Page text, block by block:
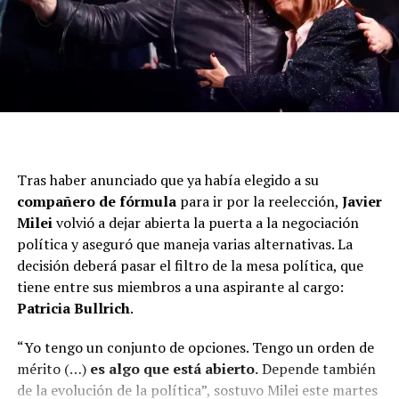
“Porque estaba en riesgo la vida de las personas en
función de la información que me había llegado,
podría estar en riesgo”.
sospechas en varios ejes: por qué la ANMAT demoró en
actuar ante señales de alerta previas sobre desvíos de
calidad y otras irregularidades —algunas calificadas
Tras haber anunciado que ya había elegido a su
compañero de fórmula para ir por la reelección, Javier
Mileivolvió a dejar abierta la puerta a la negociación
política y aseguró que maneja varias alternativas. La
decisión deberá pasar el filtro de la mesa política, que
tiene entre sus miembros a una aspirante al cargo:
Patricia Bullrich.
“Yo tengo un conjunto de opciones. Tengo un orden de
mérito (…) es algo que está abierto.Depende también
de la evolución de la política”, sostuvo Milei este martes